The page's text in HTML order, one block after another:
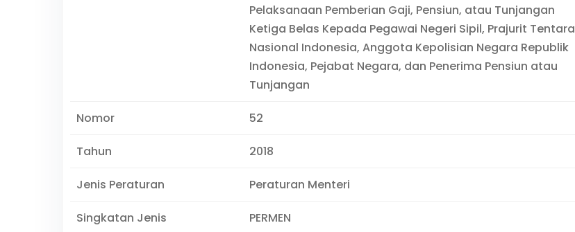
Pelaksanaan Pemberian Gaji, Pensiun, atau Tunjangan
Ketiga Belas Kepada Pegawai Negeri Sipil, Prajurit Tentara
Nasional Indonesia, Anggota Kepolisian Negara Republik
Indonesia, Pejabat Negara, dan Penerima Pensiun atau
Tunjangan
Nomor 52
Tahun 2018
Jenis Peraturan Peraturan Menteri
Singkatan Jenis PERMEN